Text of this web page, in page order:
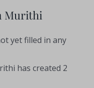
Murithi
yet filled in any
has created 2